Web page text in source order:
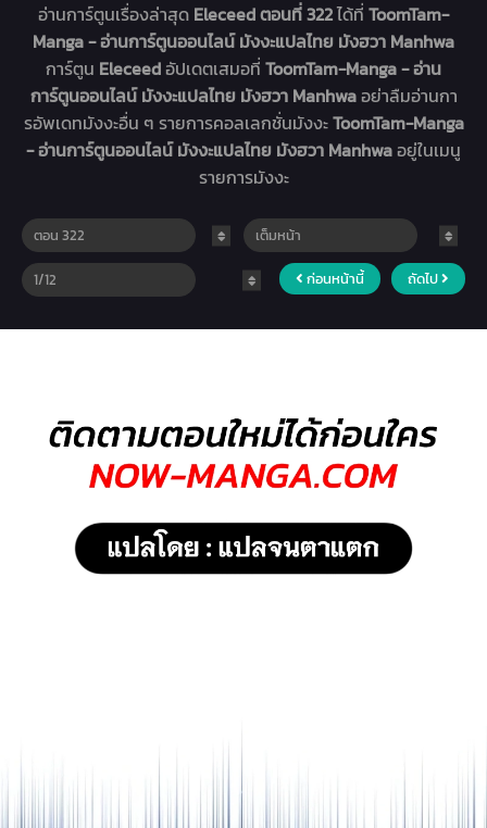
อ่านการ์ตูนเรื่องล่าสุด Eleceed ตอนที่ 322ได้ที่ ToomTam-
Manga - อ่านการ์ตูนออนไลน์ มังงะแปลไทย มังฮวา Manhwa
การ์ตูน Eleceedอัปเดตเสมอที่ ToomTam-Manga - อ่าน
การ์ตูนออนไลน์ มังงะแปลไทย มังฮวา Manhwaอย่าลืมอ่านกา
รอัพเดทมังงะอื่น ๆ รายการคอลเลกชั่นมังงะToomTam-Manga
- อ่านการ์ตูนออนไลน์ มังงะแปลไทย มังฮวา Manhwaอยู่ในเมนู
รายการมังงะ
ก่อนหน้านี้ ถัดไป